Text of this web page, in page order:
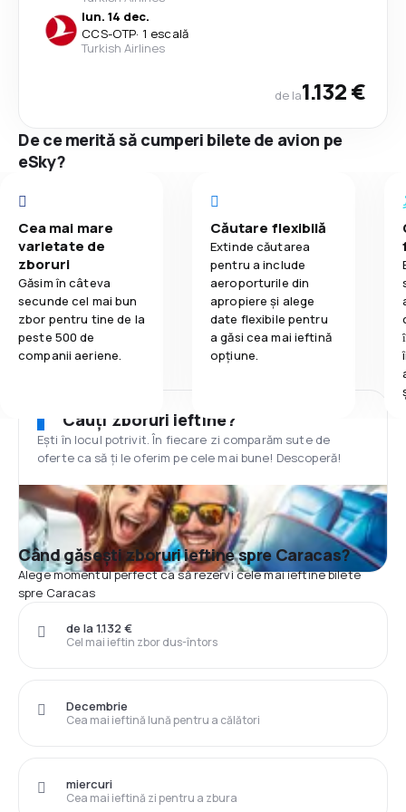
lun. 14 dec.
CCS-OTP· 1 escală
Turkish Airlines
de la1.132 €
De ce merită să cumperi bilete de avion pe
eSky?
Cea mai mare
varietate de
zboruri
Găsim în câteva
secunde cel mai bun
zbor pentru tine de la
peste 500 de
companii aeriene.
Căutare flexibilă
Extinde căutarea
pentru a include
aeroporturile din
apropiere și alege
date flexibile pentru
a găsi cea mai ieftină
opțiune.
Cauți zboruri ieftine?
Ești în locul potrivit. În fiecare zi comparăm sute de
oferte ca să ți le oferim pe cele mai bune! Descoperă!
Când găsești zboruri ieftine spre Caracas?
Alege momentul perfect ca să rezervi cele mai ieftine bilete
spre Caracas
Cel mai ieftin zbor dus-întors
de la 1.132 €
Cea mai ieftină lună pentru a călători
Decembrie
Cea mai ieftină zi pentru a zbura
miercuri